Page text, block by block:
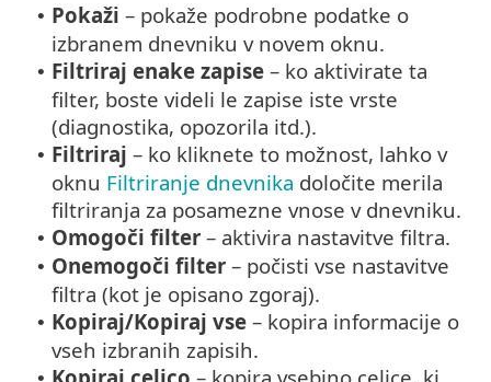
• Pokaži – pokaže podrobne podatke o
izbranem dnevniku v novem oknu.
• Filtriraj enake zapise – ko aktivirate ta
filter, boste videli le zapise iste vrste
(diagnostika, opozorila itd.).
• Filtriraj – ko kliknete to možnost, lahko v
oknu Filtriranje dnevnika določite merila
filtriranja za posamezne vnose v dnevniku.
• Omogoči filter – aktivira nastavitve filtra.
• Onemogoči filter – počisti vse nastavitve
filtra (kot je opisano zgoraj).
• Kopiraj/Kopiraj vse – kopira informacije o
vseh izbranih zapisih.